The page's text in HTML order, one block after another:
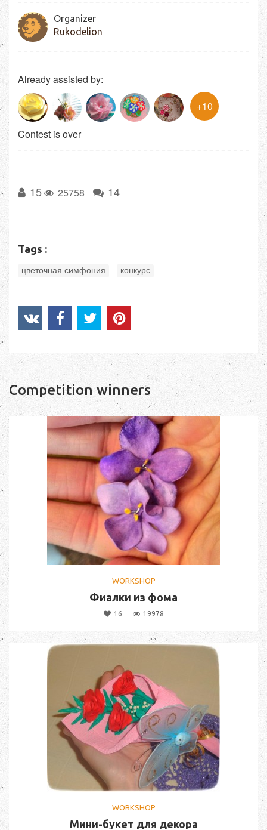
Organizer
Rukodelion
Already assisted by:
+10
Contest is over
15 25758 14
Tags :
цветочная симфония конкурс
Competition winners
WORKSHOP
Фиалки из фома
16 19978
WORKSHOP
Мини-букет для декора